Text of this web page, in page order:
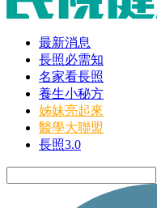
最新消息
長照必需知
名家看長照
養生小秘方
姊妹亮起來
醫學大聯盟
長照3.0